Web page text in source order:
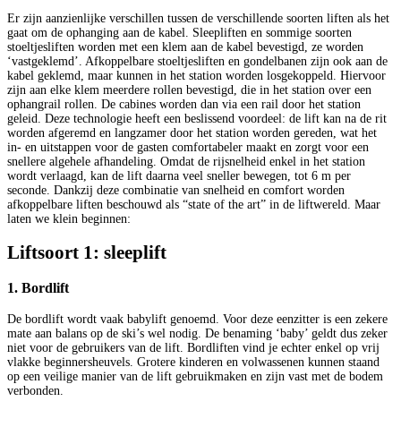
Er zijn aanzienlijke verschillen tussen de verschillende soorten liften als het
gaat om de ophanging aan de kabel. Sleepliften en sommige soorten
stoeltjesliften worden met een klem aan de kabel bevestigd, ze worden
‘vastgeklemd’. Afkoppelbare stoeltjesliften en gondelbanen zijn ook aan de
kabel geklemd, maar kunnen in het station worden losgekoppeld. Hiervoor
zijn aan elke klem meerdere rollen bevestigd, die in het station over een
ophangrail rollen. De cabines worden dan via een rail door het station
geleid. Deze technologie heeft een beslissend voordeel: de lift kan na de rit
worden afgeremd en langzamer door het station worden gereden, wat het
in- en uitstappen voor de gasten comfortabeler maakt en zorgt voor een
snellere algehele afhandeling. Omdat de rijsnelheid enkel in het station
wordt verlaagd, kan de lift daarna veel sneller bewegen, tot 6 m per
seconde. Dankzij deze combinatie van snelheid en comfort worden
afkoppelbare liften beschouwd als “state of the art” in de liftwereld. Maar
laten we klein beginnen:
Liftsoort 1: sleeplift
1. Bordlift
De bordlift wordt vaak babylift genoemd. Voor deze eenzitter is een zekere
mate aan balans op de ski’s wel nodig. De benaming ‘baby’ geldt dus zeker
niet voor de gebruikers van de lift. Bordliften vind je echter enkel op vrij
vlakke beginnersheuvels. Grotere kinderen en volwassenen kunnen staand
op een veilige manier van de lift gebruikmaken en zijn vast met de bodem
verbonden.